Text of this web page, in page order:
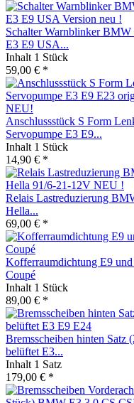
Schalter Warnblinker BMW
E3 E9 USA...
Inhalt 1 Stück
59,00 € *
Anschlussstück S Form
Servopumpe E3 E9...
Inhalt 1 Stück
14,90 € *
Relais Lastreduzierung
Hella...
69,00 € *
Kofferraumdichtung E9
Coupé
Inhalt 1 Stück
89,00 € *
Bremsscheiben hinten Satz
belüftet E3...
Inhalt 1 Satz
179,00 € *